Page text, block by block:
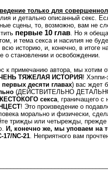
только для
и детально описанный секс.
сцены, то, возможно, вам не
первые 10 глав. Но я
и тема секса и насилия не
всю историю, и, конечно, в итоге
о становлении и освобождении.
к примечанию автора, мы хотим
ТЯЖЕЛАЯ ИСТОРИЯ ! Хэппи-
десяти главах) вас ждет
(ДЕЙСТВИТЕЛЬНО
секса, граничащего с
! Это произведение о
морально и физически,
трижды или четырежды, прежде
И, конечно же, мы уповаем на
17/NC-21. Неприятного вам